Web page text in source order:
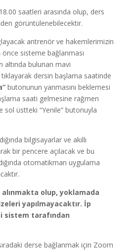
saatleri arasında olup, ders
görüntülenebilecektir.
antrenör ve hakemlerimizin
sisteme bağlanması
altında bulunan mavi
dersin başlama saatinde
butonunun yanmasını beklemesi
saati gelmesine rağmen
sol üstteki “Yenile” butonuyla
bilgisayarlar ve akıllı
bir pencere açılacak ve bu
otomatikman uygulama
olup, yoklamada
yapılmayacaktır. İp
sistem tarafından
derse bağlanmak için Zoom